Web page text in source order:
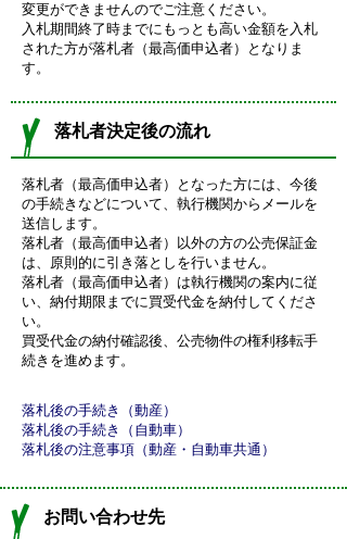
変更ができませんのでご注意ください。
入札期間終了時までにもっとも高い金額を入札
された方が落札者（最高価申込者）となりま
す。
落札者決定後の流れ
落札者（最高価申込者）となった方には、今後
の手続きなどについて、執行機関からメールを
送信します。
落札者（最高価申込者）以外の方の公売保証金
は、原則的に引き落としを行いません。
落札者（最高価申込者）は執行機関の案内に従
い、納付期限までに買受代金を納付してくださ
い。
買受代金の納付確認後、公売物件の権利移転手
続きを進めます。
落札後の手続き（動産）
落札後の手続き（自動車）
落札後の注意事項（動産・自動車共通）
お問い合わせ先